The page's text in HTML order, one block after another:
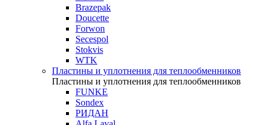
Brazepak
Doucette
Forwon
Secespol
Stokvis
WTK
Пластины и уплотнения для теплообменников
Пластины и уплотнения для теплообменников
FUNKE
Sondex
РИДАН